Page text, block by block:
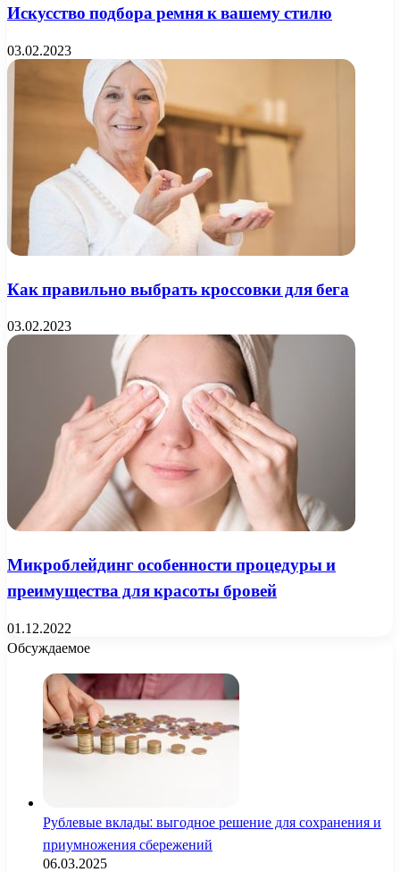
Искусство подбора ремня к вашему стилю
03.02.2023
Как правильно выбрать кроссовки для бега
03.02.2023
Микроблейдинг особенности процедуры и
преимущества для красоты бровей
01.12.2022
Обсуждаемое
Рублевые вклады: выгодное решение для сохранения и
приумножения сбережений
06.03.2025